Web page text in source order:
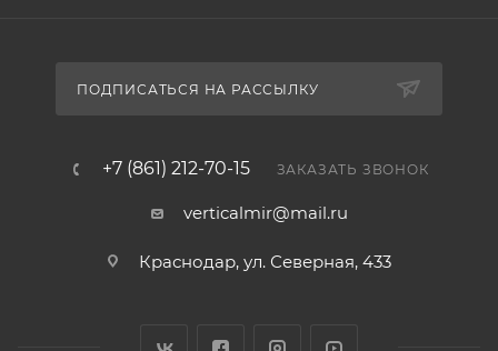
ПОДПИСАТЬСЯ НА РАССЫЛКУ
+7 (861) 212-70-15 ЗАКАЗАТЬ ЗВОНОК
verticalmir@mail.ru
Краснодар, ул. Северная, 433